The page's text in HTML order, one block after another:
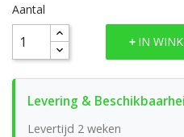
Aantal
IN
Levertijd 2 weken